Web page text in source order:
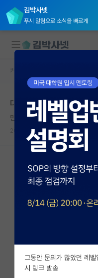
김박사넷
푸시 알림으로 소식을 빠르게
대학원생 모집
국내대학원 정보
연구실&오픈랩
커뮤니티
커뮤니티 홈
전체글보기
베스트 게시판
자유 게시판(아무개랩)
미국 유학 게시판
커뮤니티 홈
대학원 건대vs한양대 추
만만한 피터 힉스
2026.05.29 14 5347
그동안 문의가 많았던 레
시 링크 발송